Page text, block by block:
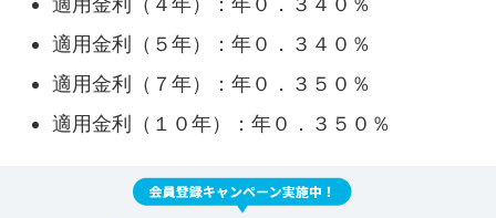
適用金利（５年）：年０．３４０％
適用金利（７年）：年０．３５０％
適用金利（１０年）：年０．３５０％